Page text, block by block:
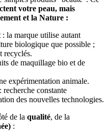
votre peau, mais
et la Nature :
: la marque utilise autant
biologique que possible ;
recyclés.
de maquillage bio et de
expérimentation animale.
: recherche constante
des nouvelles technologies.
de la qualité, de la
: